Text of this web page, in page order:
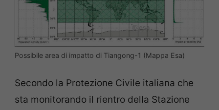
Possibile area di impatto di Tiangong-1 (Mappa Esa)
Secondo la Protezione Civile italiana che
sta monitorando il rientro della Stazione